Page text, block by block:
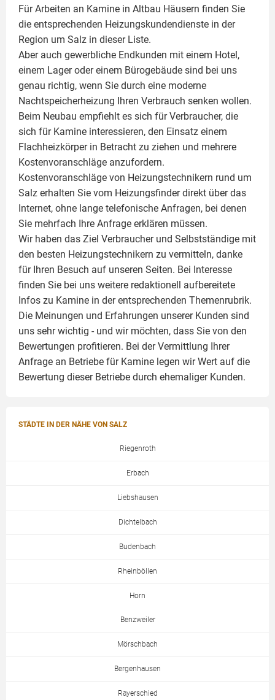
Für Arbeiten an Kamine in Altbau Häusern finden Sie
die entsprechenden Heizungskundendienste in der
Region um Salz in dieser Liste.
Aber auch gewerbliche Endkunden mit einem Hotel,
einem Lager oder einem Bürogebäude sind bei uns
genau richtig, wenn Sie durch eine moderne
Nachtspeicherheizung Ihren Verbrauch senken wollen.
Beim Neubau empfiehlt es sich für Verbraucher, die
sich für Kamine interessieren, den Einsatz einem
Flachheizkörperin Betracht zu ziehen und mehrere
Kostenvoranschläge anzufordern.
Kostenvoranschläge von Heizungstechnikern rund um
Salz erhalten Sie vom Heizungsfinder direkt über das
Internet, ohne lange telefonische Anfragen, bei denen
Sie mehrfach Ihre Anfrage erklären müssen.
Wir haben das Ziel Verbraucher und Selbstständige mit
den besten Heizungstechnikern zu vermitteln, danke
für Ihren Besuch auf unseren Seiten. Bei Interesse
finden Sie bei uns weitere redaktionell aufbereitete
Infos zu Kamine in der entsprechenden Themenrubrik.
Die Meinungen und Erfahrungen unserer Kunden sind
uns sehr wichtig - und wir möchten, dass Sie von den
Bewertungen profitieren. Bei der Vermittlung Ihrer
Anfrage an Betriebe für Kamine legen wir Wert auf die
Bewertung dieser Betriebe durch ehemaliger Kunden.
STÄDTE IN DER NÄHE VON SALZ
Riegenroth
Erbach
Liebshausen
Dichtelbach
Budenbach
Rheinböllen
Horn
Benzweiler
Mörschbach
Bergenhausen
Rayerschied